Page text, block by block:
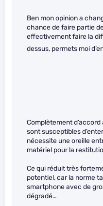
Ben mon opinion a
chance de faire partie
effectivement faire la
dessus, permets moi
Complètement
sont susceptibles
nécessite une oreille
matériel pour la
Ce qui réduit très
potentiel, car la norme
smartphone avec de
dégradé…